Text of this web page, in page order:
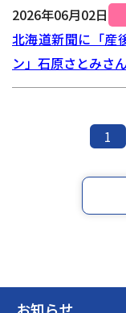
2026年06月02日
北海道新聞に「産
ン」石原さとみさ
1